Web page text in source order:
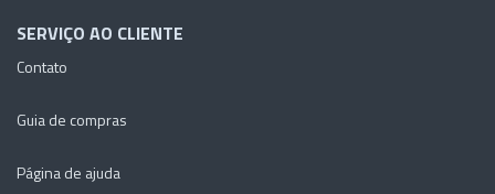
SERVIÇO AO CLIENTE
Contato
Guia de compras
Página de ajuda